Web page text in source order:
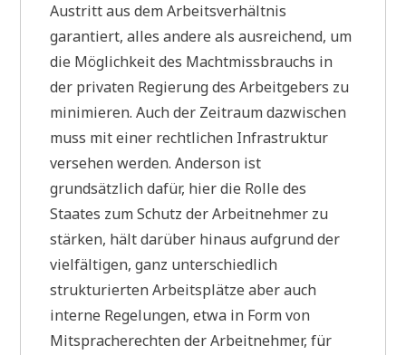
Austritt aus dem Arbeitsverhältnis
garantiert, alles andere als ausreichend, um
die Möglichkeit des Machtmissbrauchs in
der privaten Regierung des Arbeitgebers zu
minimieren. Auch der Zeitraum dazwischen
muss mit einer rechtlichen Infrastruktur
versehen werden. Anderson ist
grundsätzlich dafür, hier die Rolle des
Staates zum Schutz der Arbeitnehmer zu
stärken, hält darüber hinaus aufgrund der
vielfältigen, ganz unterschiedlich
strukturierten Arbeitsplätze aber auch
interne Regelungen, etwa in Form von
Mitspracherechten der Arbeitnehmer, für